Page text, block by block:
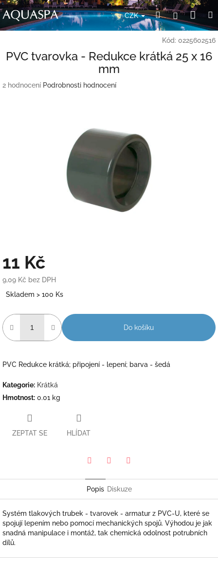
Přejít
na
obsah
CZK HledatPřihlášení
Kód: 0225602516
PVC tvarovka - Redukce krátká 25 x 16
mm
Průměrné
2 hodnocení Podrobnosti hodnocení
11 Kč
9,09 Kč bez DPH
cena:
Skladem > 100 Ks
Do košíku
PVC Redukce krátká; připojení - lepení; barva - šedá
Kategorie: Krátká
Hmotnost: 0.01 kg
ZEPTAT SE HLÍDAT
Popis Diskuze
Systém tlakových trubek - tvarovek - armatur z PVC-U, které se
spojují lepením nebo pomocí mechanických spojů. Výhodou je jak
snadná manipulace i montáž, tak chemická odolnost potrubních
dílů.